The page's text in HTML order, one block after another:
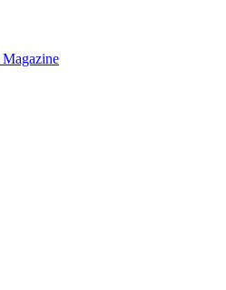
Magazine